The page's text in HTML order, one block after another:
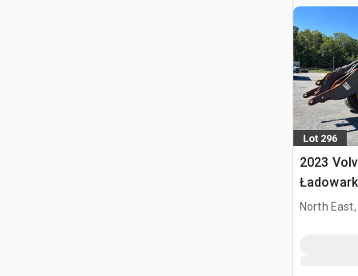
Lot 296
2023
North East,